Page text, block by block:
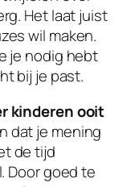
Het laat juist
wil maken.
je nodig hebt
bij je past.
kinderen ooit
dat je mening
de tijd
Door goed te